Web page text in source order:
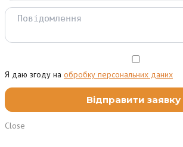
Я даю згоду на обробку персональних даних
Close